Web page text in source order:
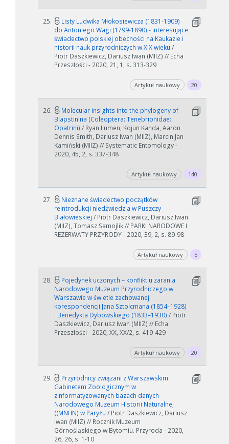
W zależności od ilości danych do przetworzenia generowanie pliku
może się wydłużyć.
Jeśli generowanie trwa zbyt długo można ograniczyć dane np.
zmniejszając zakres lat.
Anuluj
25.
Listy Ludwika Młokosiewicza (1831-1909)
do Antoniego Wagi (1799-1890) - interesujące
świadectwo polskiej obecności na Kaukazie i
historii nauk przyrodniczych w XIX wieku /
Piotr Daszkiewicz, Dariusz Iwan (MIIZ) // Echa
Przeszłości - 2020, 21, 1, s. 313-329
Artykuł naukowy 20
26.
Molecular insights into the phylogeny of
Blapstinina (Coleoptera: Tenebrionidae:
Opatrini) / Ryan Lumen, Kojun Kanda, Aaron
Dennis Smith, Dariusz Iwan (MIIZ), Marcin Jan
Kamiński (MIIZ) // Systematic Entomology -
2020, 45, 2, s. 337-348
Artykuł naukowy 140
27.
Nieznane świadectwo początków
reintrodukcji niedźwiedzia w Puszczy
Białowieskiej / Piotr Daszkiewicz, Dariusz Iwan
(MIIZ), Tomasz Samojlik // PARKI NARODOWE I
REZERWATY PRZYRODY - 2020, 39, 2, s. 89-98
Artykuł naukowy 5
28.
Pojedynek uczonych – konflikt u zarania
Narodowego Muzeum Przyrodniczego w
Warszawie w świetle zachowanej
korespondencji Jana Sztolcmana (1854–1928)
i Benedykta Dybowskiego (1833–1930) / Piotr
Daszkiewicz, Dariusz Iwan (MIIZ) // Echa
Przeszłości - 2020, XX, XX/2, s. 419-429
Artykuł naukowy 20
29.
Przyrodnicy związani z Warszawskim
Gabinetem Zoologicznym w
zinformatyzowanych bazach danych
Narodowego Muzeum Historii Naturalnej
((MNHN) w Paryżu / Piotr Daszkiewicz, Dariusz
Iwan (MIIZ) // Rocznik Muzeum
Górnośląskiego w Bytomiu. Przyroda - 2020,
26, 26, s. 1-10